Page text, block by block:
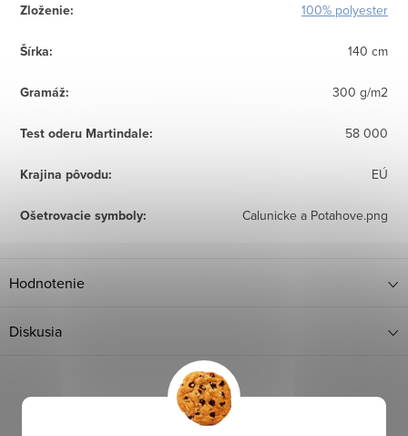
Zloženie: 100% polyester
Šírka: 140 cm
Gramáž: 300 g/m2
Test oderu Martindale: 58 000
Krajina pôvodu: EÚ
Ošetrovacie symboly: Calunicke a Potahove.png
Hodnotenie
Diskusia